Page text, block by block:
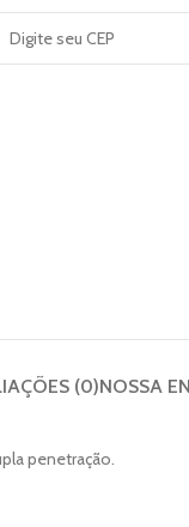
(0)NOSSA
penetração.